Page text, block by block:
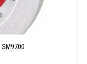
SM9700